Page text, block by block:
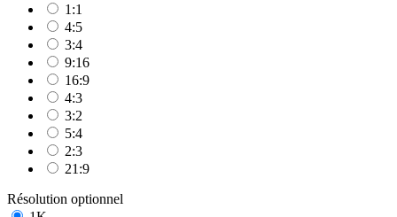
1:1
4:5
3:4
9:16
16:9
4:3
3:2
5:4
2:3
21:9
Résolution optionnel